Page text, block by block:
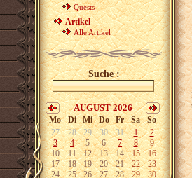
Quests
Artikel
Alle Artikel
Suche :
AUGUST 2026
Mo Di Mi Do Fr Sa
So
27
28 29 30 31 1
2
3
4 5 6 7 8
9
10
11 12 13 14 15
16
17
18 19 20 21 22
23
24
25 26 27 28 29
30